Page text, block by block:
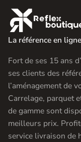
La référence en
Fort de ses 15 ans
ses clients des
l’aménagement de
Carrelage, parquet
de gamme sont
meilleurs prix.
service livraison de